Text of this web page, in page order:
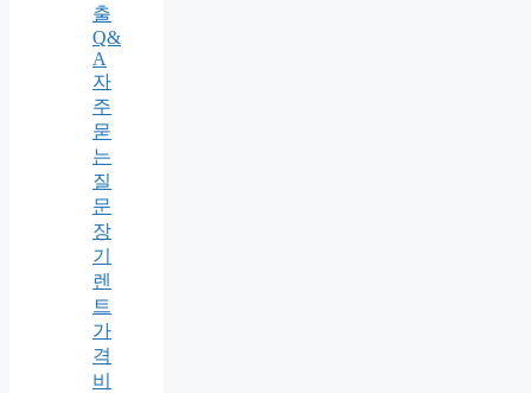
출
Q&
A
자
주
묻
는
질
문
장
기
렌
트
가
격
비